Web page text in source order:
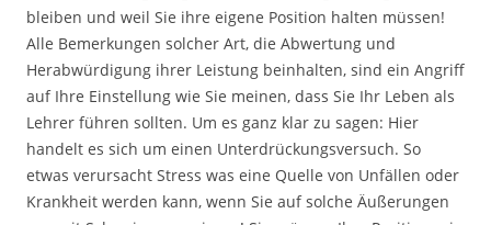
bleiben und weil Sie ihre eigene Position halten müssen!
Alle Bemerkungen solcher Art, die Abwertung und
Herabwürdigung ihrer Leistung beinhalten, sind ein Angriff
auf Ihre Einstellung wie Sie meinen, dass Sie Ihr Leben als
Lehrer führen sollten. Um es ganz klar zu sagen: Hier
handelt es sich um einen Unterdrückungsversuch. So
etwas verursacht Stress was eine Quelle von Unfällen oder
Krankheit werden kann, wenn Sie auf solche Äußerungen